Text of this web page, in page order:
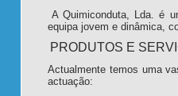
A Quimiconduta, Lda. é
equipa jovem e dinâmica,
PRODUTOS E
Actualmente temos uma
actuação: